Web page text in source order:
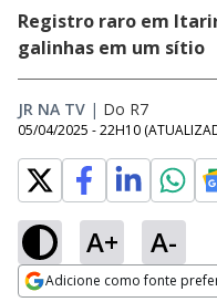
Registro raro em
galinhas em um sítio
JR NA TV | Do R7
05/04/2025 - 22H10
A+ A-
Adicione como fonte
Ativar
Loaded
59.59%